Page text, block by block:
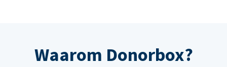
Waarom Donorbox?